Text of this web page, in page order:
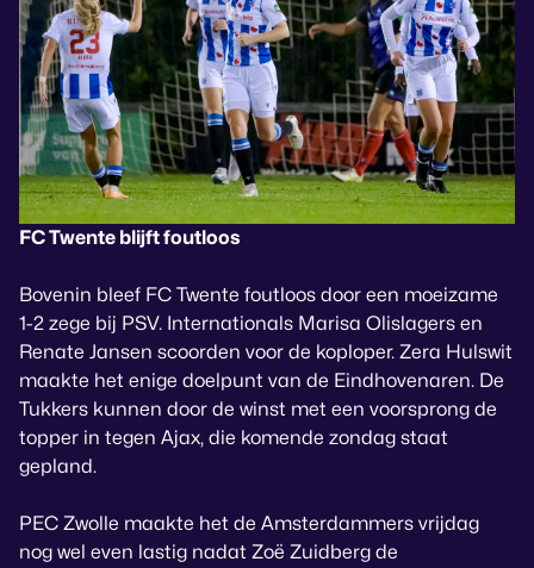
FC Twente blijft foutloos
Bovenin bleef FC Twente foutloos door een moeizame
1-2 zege bij PSV. Internationals Marisa Olislagers en
Renate Jansen scoorden voor de koploper. Zera Hulswit
maakte het enige doelpunt van de Eindhovenaren. De
Tukkers kunnen door de winst met een voorsprong de
topper in tegen Ajax, die komende zondag staat
gepland.
PEC Zwolle maakte het de Amsterdammers vrijdag
nog wel even lastig nadat Zoë Zuidberg de